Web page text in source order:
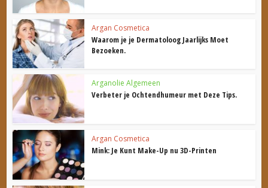
Argan Cosmetica
Waarom je je Dermatoloog Jaarlijks Moet
Bezoeken.
Arganolie Algemeen
Verbeter je Ochtendhumeur met Deze Tips.
Argan Cosmetica
Mink: Je Kunt Make-Up nu 3D-Printen